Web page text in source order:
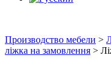
Производство мебели >
ліжка на замовлення >